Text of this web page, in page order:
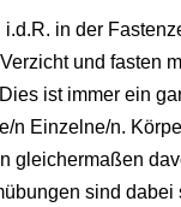
i.d.R. in der
und fasten
ist immer ein
n Einzelne/n.
gleichermaßen
sind dabei